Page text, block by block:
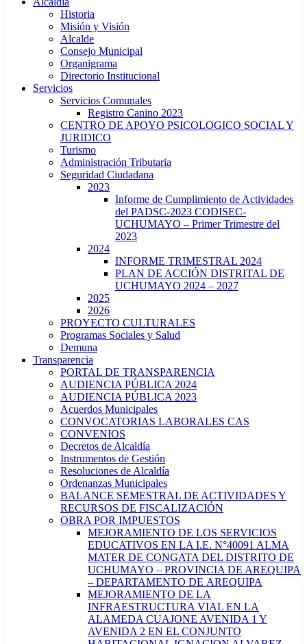
Historia
Misión y Visión
Alcalde
Consejo Municipal
Organigrama
Directorio Institucional
Servicios
Servicios Comunales
Registro Canino 2023
CENTRO DE APOYO PSICOLOGICO SOCIAL Y
JURIDICO
Turismo
Administración Tributaria
Seguridad Ciudadana
2023
Informe de Cumplimiento de Actividades
del PADSC-2023 CODISEC-
UCHUMAYO – Primer Trimestre del
2023
2024
INFORME TRIMESTRAL 2024
PLAN DE ACCIÓN DISTRITAL DE
UCHUMAYO 2024 – 2027
2025
2026
PROYECTO CULTURALES
Programas Sociales y Salud
Demuna
Transparencia
PORTAL DE TRANSPARENCIA
AUDIENCIA PÚBLICA 2024
AUDIENCIA PÚBLICA 2023
Acuerdos Municipales
CONVOCATORIAS LABORALES CAS
CONVENIOS
Decretos de Alcaldía
Instrumentos de Gestión
Resoluciones de Alcaldía
Ordenanzas Municipales
BALANCE SEMESTRAL DE ACTIVIDADES Y
RECURSOS DE FISCALIZACIÓN
OBRA POR IMPUESTOS
MEJORAMIENTO DE LOS SERVICIOS
EDUCATIVOS EN LA I.E. N°40091 ALMA
MATER DE CONGATA DEL DISTRITO DE
UCHUMAYO – PROVINCIA DE AREQUIPA
– DEPARTAMENTO DE AREQUIPA
MEJORAMIENTO DE LA
INFRAESTRUCTURA VIAL EN LA
ALAMEDA CUAJONE AVENIDA 1 Y
AVENIDA 2 EN EL CONJUNTO